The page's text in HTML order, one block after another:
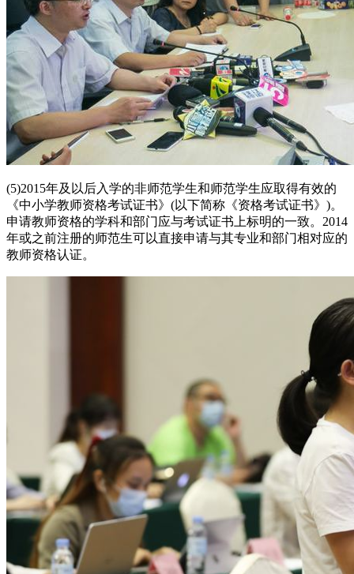
(5)2015年及以后入学的非师范学生和师范学生应取得有效的
《中小学教师资格考试证书》(以下简称《资格考试证书》)。
申请教师资格的学科和部门应与考试证书上标明的一致。2014
年或之前注册的师范生可以直接申请与其专业和部门相对应的
教师资格认证。